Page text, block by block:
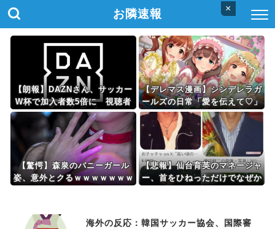
×
お隣速報
【朗報】DAZNさん、サッカー
W杯で加入者数5倍に 視聴者
数は6700万人 総視聴数も4億
超えｗｗｗｗｗ
【デレマス漫画】シンデレラガ
ールズの日常「愛を伝えて♡」
を公開
【驚愕】森泉のバニーガール
姿、意外とクるｗｗｗｗｗｗｗ
【悲報】仙台育英のマネージャ
ー、首をひねっただけでなぜか
海外の反応：韓国サッカー協会、国際審